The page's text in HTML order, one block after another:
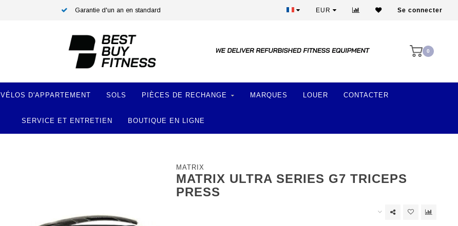
Garantie d'un an en standard Plus de 28 ans d'expérience
EUR Se connecter
0
VÉLOS D'APPARTEMENT SOLS PIÈCES DE RECHANGE MARQUES LOUER CONTACTER
SERVICE ET ENTRETIEN BOUTIQUE EN LIGNE
MATRIX
MATRIX ULTRA SERIES G7 TRICEPS
PRESS